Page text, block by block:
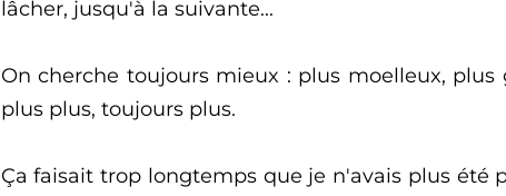
lâcher, jusqu'à la suivante...
On cherche toujours mieux : plus moelleux, plus
plus plus, toujours plus.
Ça faisait trop longtemps que je n'avais plus été